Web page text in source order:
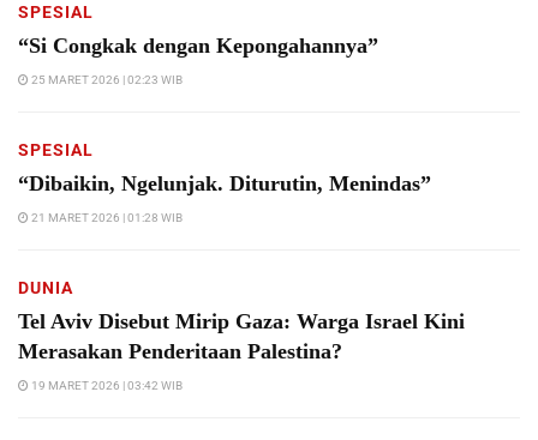
SPESIAL
“Si Congkak dengan Kepongahannya”
25 MARET 2026 | 02:23 WIB
SPESIAL
“Dibaikin, Ngelunjak. Diturutin, Menindas”
21 MARET 2026 | 01:28 WIB
DUNIA
Tel Aviv Disebut Mirip Gaza: Warga Israel Kini
Merasakan Penderitaan Palestina?
19 MARET 2026 | 03:42 WIB